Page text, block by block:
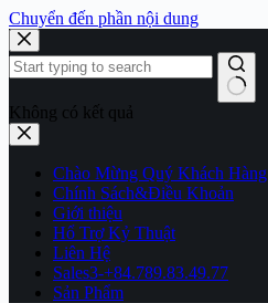
Chuyển đến phần nội dung
Không có kết quả
Chào Mừng Quý Khách Hàng
Chính Sách&Điều Khoản
Giới thiệu
Hổ Trợ Kỷ Thuật
Liên Hệ
Sales3-+84.789.83.49.77
Sản Phẩm